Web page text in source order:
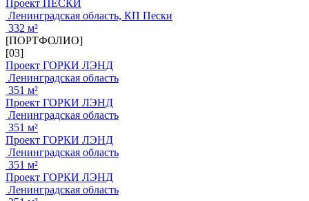
Проект ПЕСКИ
Ленинградская область, КП Пески
332 м²
[ПОРТФОЛИО]
[03]
Проект ГОРКИ ЛЭНД
Ленинградская область
351 м²
Проект ГОРКИ ЛЭНД
Ленинградская область
351 м²
Проект ГОРКИ ЛЭНД
Ленинградская область
351 м²
Проект ГОРКИ ЛЭНД
Ленинградская область